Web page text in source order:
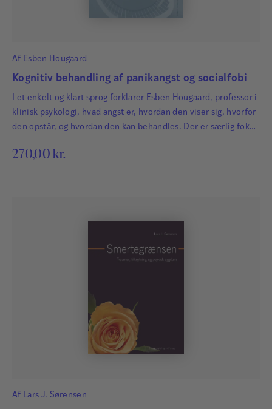
Af Esben Hougaard
Kognitiv behandling af panikangst og socialfobi
I et enkelt og klart sprog forklarer Esben Hougaard, professor i
klinisk psykologi, hvad angst er, hvordan den viser sig, hvorfor
den opstår, og hvordan den kan behandles. Der er særlig fokus
panikangst og socialfobi. Bogen byder på en grundig
270,00 kr.
Af Lars J. Sørensen